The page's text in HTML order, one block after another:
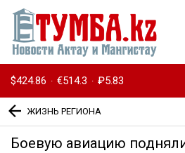
$424.86 · €514.3 · ₽5.83
ЖИЗНЬ РЕГИОНА
Боевую авиацию